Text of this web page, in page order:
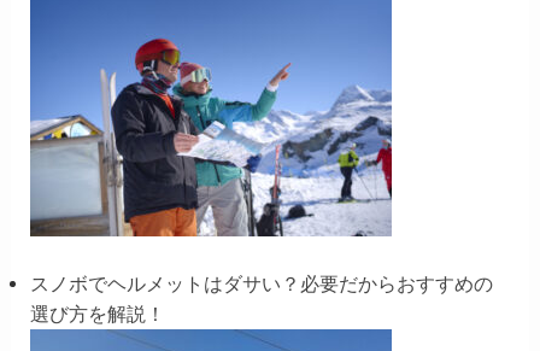
スノボでヘルメットはダサい？必要だからおすすめの
選び方を解説！